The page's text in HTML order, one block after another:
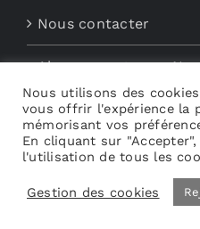
Nous contacter
Abonnements aux
Découvrez My Audio
Nous utilisons des
vous offrir l'expérience la
mémorisant vos
En cliquant sur
l'utilisation de tous les
Gestion des cookies